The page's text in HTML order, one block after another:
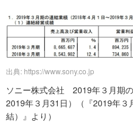
出典: https://www.sony.co.jp
ソニー株式会社 2019年３月期
2019年３月31日）（『2019年３
結）』より）